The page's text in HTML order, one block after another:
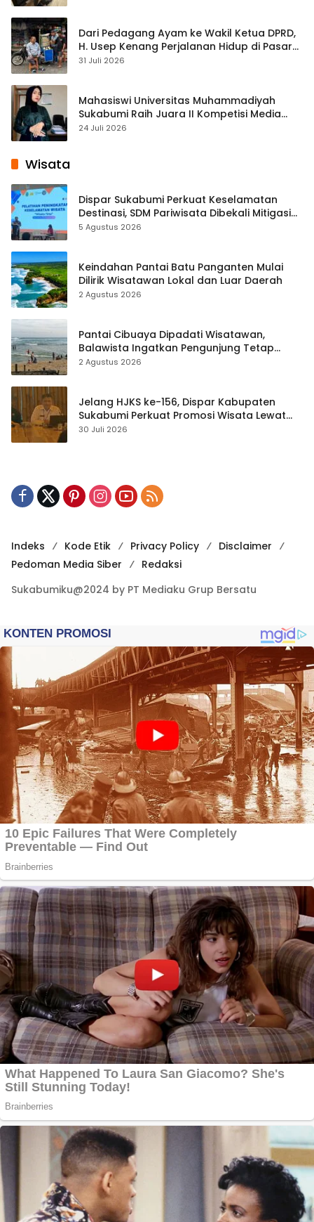
Dari Pedagang Ayam ke Wakil Ketua DPRD,
H. Usep Kenang Perjalanan Hidup di Pasar
Cisaat
31 Juli 2026
Mahasiswi Universitas Muhammadiyah
Sukabumi Raih Juara II Kompetisi Media
Pembelajaran Digital Tingkat Internasional
24 Juli 2026
Wisata
Dispar Sukabumi Perkuat Keselamatan
Destinasi, SDM Pariwisata Dibekali Mitigasi
hingga Teknik Evakuasi
5 Agustus 2026
Keindahan Pantai Batu Panganten Mulai
Dilirik Wisatawan Lokal dan Luar Daerah
2 Agustus 2026
Pantai Cibuaya Dipadati Wisatawan,
Balawista Ingatkan Pengunjung Tetap
Waspada
2 Agustus 2026
Jelang HJKS ke-156, Dispar Kabupaten
Sukabumi Perkuat Promosi Wisata Lewat
Publikasi Digital
30 Juli 2026
Indeks Kode Etik Privacy Policy
Disclaimer
Pedoman Media Siber
Redaksi
Sukabumiku@2024 by PT Mediaku Grup Bersatu